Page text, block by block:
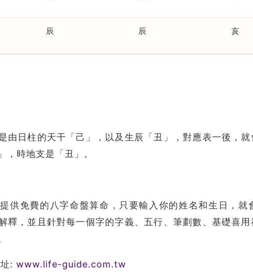
辰 辰 亥
由日柱的天干「己」，以及生辰「丑」，對應表一後，
，時地支是「丑」。
供免費的八字命盤算命，只要輸入你的姓名和生日，就
釋，並且針對每一個字的字義、五行、筆劃數、基礎喜
: www.life-guide.com.tw